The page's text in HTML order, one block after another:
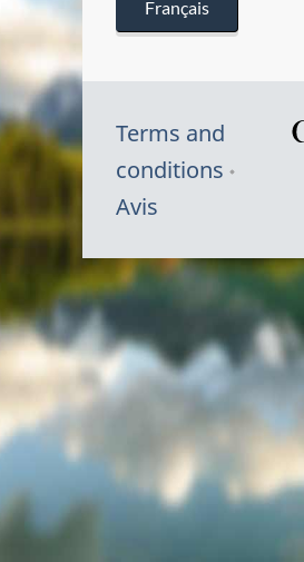
Français
Terms and
conditions
Avis